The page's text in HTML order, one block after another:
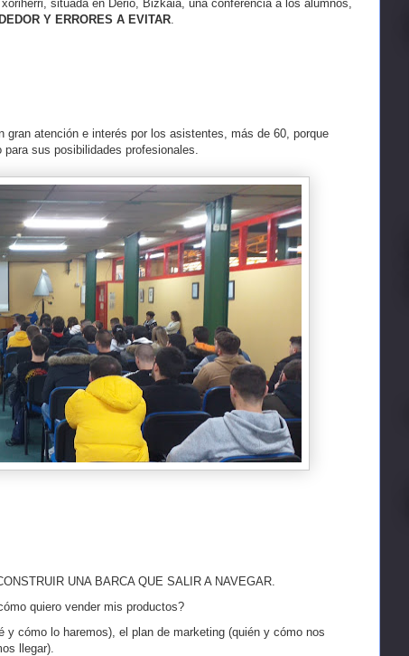
situada en Derio, Bizkaia, una conferencia a los alumnos,
Y ERRORES A EVITAR
gran atención e interés por los asistentes, más de 60, porque
sus posibilidades profesionales.
UNA BARCA QUE SALIR A NAVEGAR.
quiero vender mis productos?
cómo lo haremos), el plan de marketing (quién y cómo nos
llegar).